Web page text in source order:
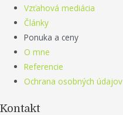
Vzťahová mediácia
Články
Ponuka a ceny
O mne
Referencie
Ochrana osobných údajov
Kontakt